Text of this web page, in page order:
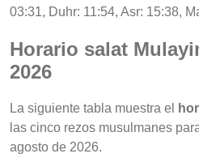
03:31, Duhr: 11:54, Asr: 15:38,
Horario salat
2026
La siguiente tabla muestra el
las cinco rezos musulmanes
agosto de 2026.